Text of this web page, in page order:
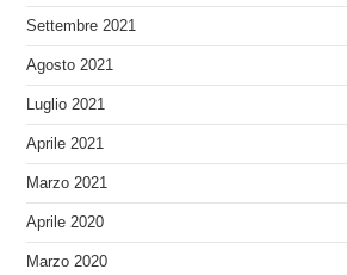
Settembre 2021
Agosto 2021
Luglio 2021
Aprile 2021
Marzo 2021
Aprile 2020
Marzo 2020